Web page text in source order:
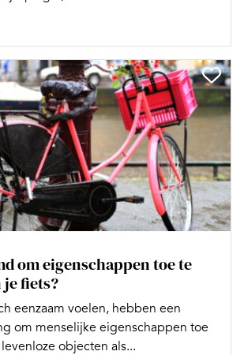
om eigenschappen toe te
fiets?
eenzaam voelen, hebben een
om menselijke eigenschappen toe
objecten als...